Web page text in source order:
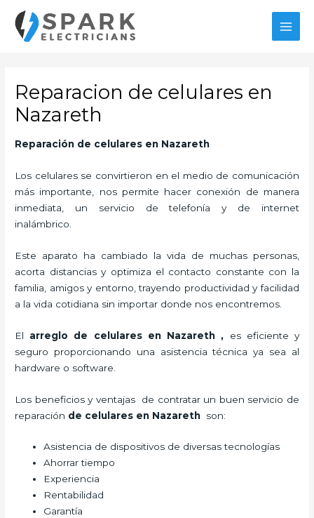
contenido
Reparacion de celulares en
Nazareth
Reparación de celulares en Nazareth
Los celulares se convirtieron en el medio de comunicación
más importante, nos permite hacer conexión de manera
inmediata, un servicio de telefonía y de internet
inalámbrico.
Este aparato ha cambiado la vida de muchas personas,
acorta distancias y optimiza el contacto constante con la
familia, amigos y entorno, trayendo productividad y facilidad
a la vida cotidiana sin importar donde nos encontremos.
El arreglo de celulares en Nazareth , es eficiente y
seguro proporcionando una asistencia técnica ya sea al
hardware o software.
Los beneficios y ventajas de contratar un buen servicio de
reparación de celulares en Nazareth son:
Asistencia de dispositivos de diversas tecnologías
Ahorrar tiempo
Experiencia
Rentabilidad
Garantía